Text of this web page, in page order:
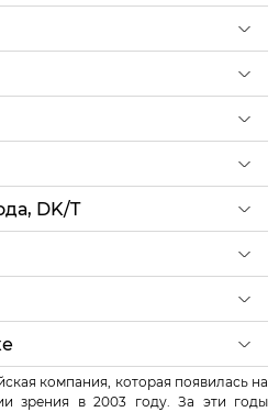
DK/T
компания, которая появилась на
зрения в 2003 году. За эти годы